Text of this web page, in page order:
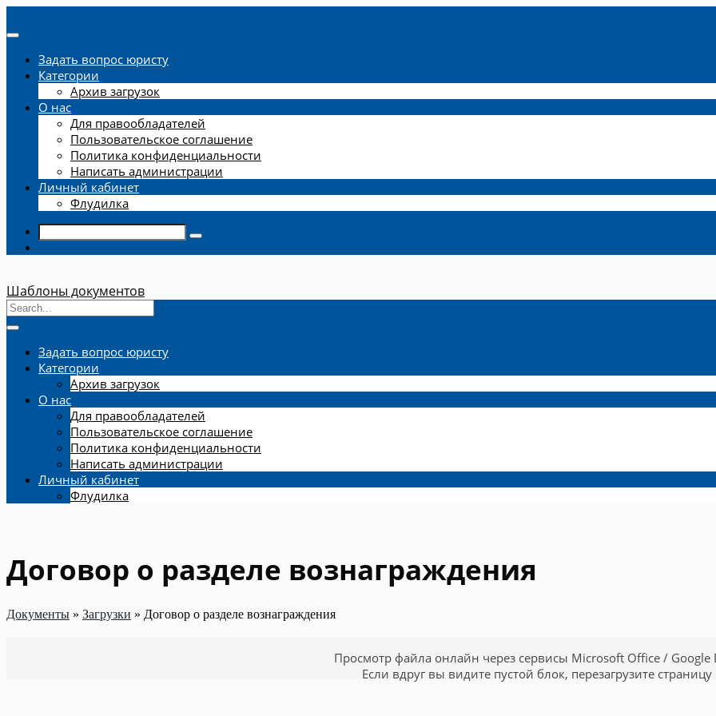
Задать вопрос юристу
Категории
Архив загрузок
О нас
Для правообладателей
Пользовательское соглашение
Политика конфиденциальности
Написать администрации
Личный кабинет
Флудилка
Шаблоны документов
Задать вопрос юристу
Категории
Архив загрузок
О нас
Для правообладателей
Пользовательское соглашение
Политика конфиденциальности
Написать администрации
Личный кабинет
Флудилка
Договор о разделе вознаграждения
Документы » Загрузки » Договор о разделе вознаграждения
Просмотр файла онлайн через сервисы Microsoft Office / Google
Если вдруг вы видите пустой блок, перезагрузите страницу